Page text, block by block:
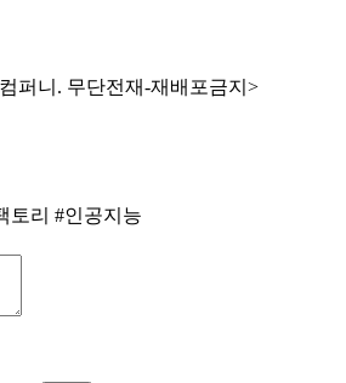
퍼니. 무단전재-재배포금지>
토리 #인공지능